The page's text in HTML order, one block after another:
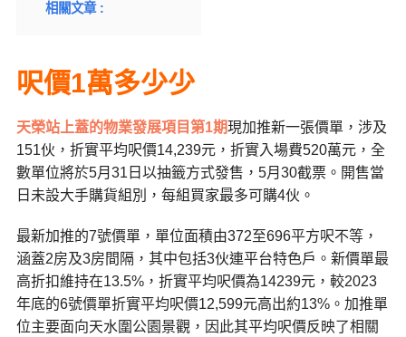
相關文章 :
呎價1萬多少少
天榮站上蓋的物業發展項目第1期現加推新一張價單，涉及
151伙，折實平均呎價14,239元，折實入場費520萬元，全
數單位將於5月31日以抽籤方式發售，5月30截票。開售當
日未設大手購貨組別，每組買家最多可購4伙。
最新加推的7號價單，單位面積由372至696平方呎不等，
涵蓋2房及3房間隔，其中包括3伙連平台特色戶。新價單最
高折扣維持在13.5%，折實平均呎價為14239元，較2023
年底的6號價單折實平均呎價12,599元高出約13%。加推單
位主要面向天水圍公園景觀，因此其平均呎價反映了相關